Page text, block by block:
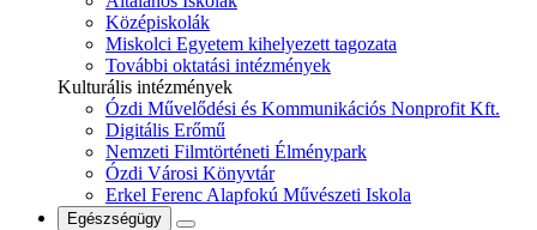
Középiskolák
Miskolci Egyetem kihelyezett tagozata
További oktatási intézmények
Kulturális intézmények
Ózdi Művelődési és Kommunikációs Nonprofit Kft.
Digitális Erőmű
Nemzeti Filmtörténeti Élménypark
Ózdi Városi Könyvtár
Erkel Ferenc Alapfokú Művészeti Iskola
Egészségügy